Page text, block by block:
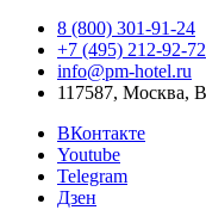
8 (800) 301‑91‑24
+7 (495) 212‑92‑72
info@pm-hotel.ru
117587, Москва,
ВКонтакте
Youtube
Telegram
Дзен